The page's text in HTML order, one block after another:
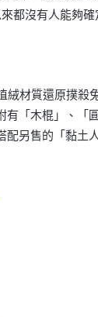
都沒有人能夠
絨材質還原撲殺
有「木棍」、「
另售的「黏土